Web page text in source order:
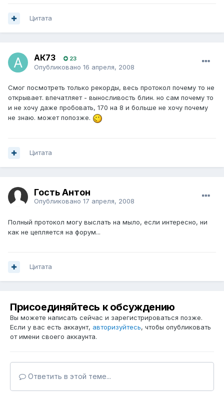
Цитата
АК73 23
Опубликовано 16 апреля, 2008
Смог посмотреть только рекорды, весь протокол почему то не
открывает. впечатляет - выносливость блин. но сам почему то
и не хочу даже пробовать, 170 на 8 и больше не хочу почему
не знаю. может попозже.
Цитата
Гость Антон
Опубликовано 17 апреля, 2008
Полный протокол могу выслать на мыло, если интересно, ни
как не цепляется на форум...
Цитата
Присоединяйтесь к обсуждению
Вы можете написать сейчас и зарегистрироваться позже.
Если у вас есть аккаунт, авторизуйтесь, чтобы опубликовать
от имени своего аккаунта.
Ответить в этой теме...